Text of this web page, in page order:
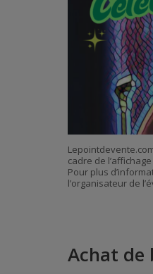
cadre de
Pour plus
l’organisateur de
Achat de